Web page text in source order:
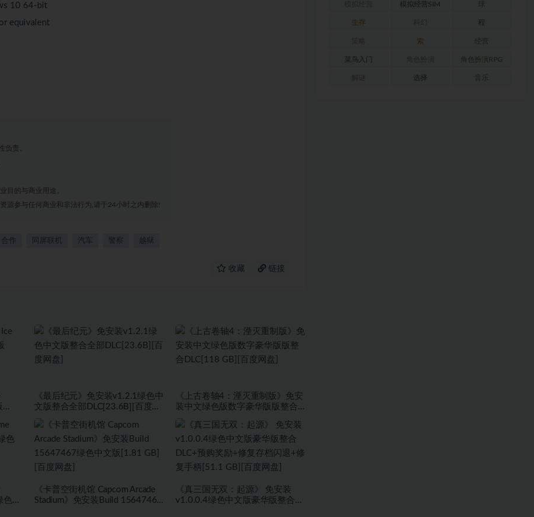
10 64-bit
equivalent
负责。
目的与商业用途。
源参与任何商业和非法行为,请于24小时之内删除!
合作 同屏联机 汽车 警察 越狱
收藏 链接
《最后纪元》免安装v1.2.1绿色中
文版整合全部DLC[23.6B][百度网
《上古卷轴4：湮灭重制版》免安
装中文绿色版数字豪华版版整合
色版
《卡普空街机馆 Capcom Arcade
Stadium》免安装Build 15647467
《真三国无双：起源》 免安装
v1.0.0.4绿色中文版豪华版整合
模拟经营SIM 球
生存 程
索 经营
菜鸟入门 角色扮演RPG
选择 音乐